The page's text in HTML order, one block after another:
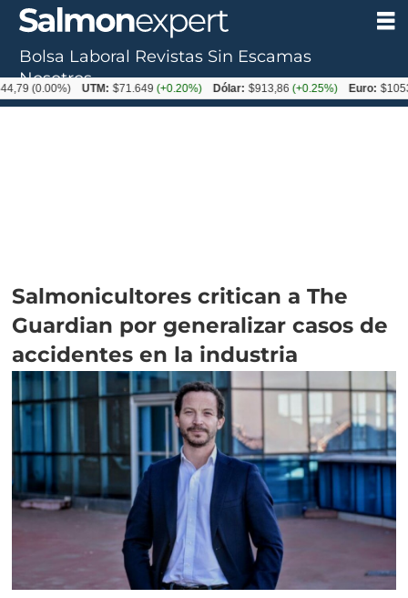
Salmonicultores critican a The
Guardian por generalizar casos de
accidentes en la industria
Bolsa Laboral Revistas Sin Escamas
Nosotros
UTM: $71.649(+0.20%) Dólar: $913,86(+0.25%) Euro: $1053,08(-